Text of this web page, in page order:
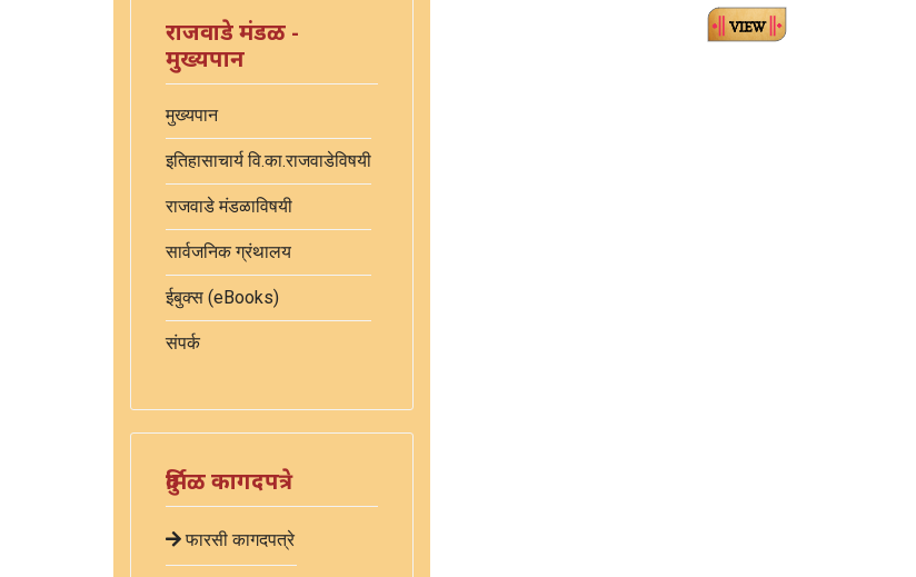
राजवाडे मंडळ -
मुख्यपान
मुख्यपान
इतिहासाचार्य वि.का.राजवाडेविषयी
राजवाडे मंडळाविषयी
सार्वजनिक ग्रंथालय
ईबुक्स (eBooks)
संपर्क
दुर्मिळ कागदपत्रे
फारसी कागदपत्रे